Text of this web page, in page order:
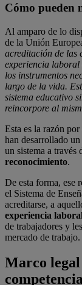
Cómo pueden
Al amparo de lo
de la Unión
acreditación de las
experiencia laboral
los instrumentos
largo de la vida.
sistema educativo
reincorpore al
Esta es la razón
han desarrollado un
un sistema a través
reconocimiento.
De esta forma, ese
el Sistema de
acreditarse, a
experiencia
de trabajadores y
mercado de trabajo.
Marco